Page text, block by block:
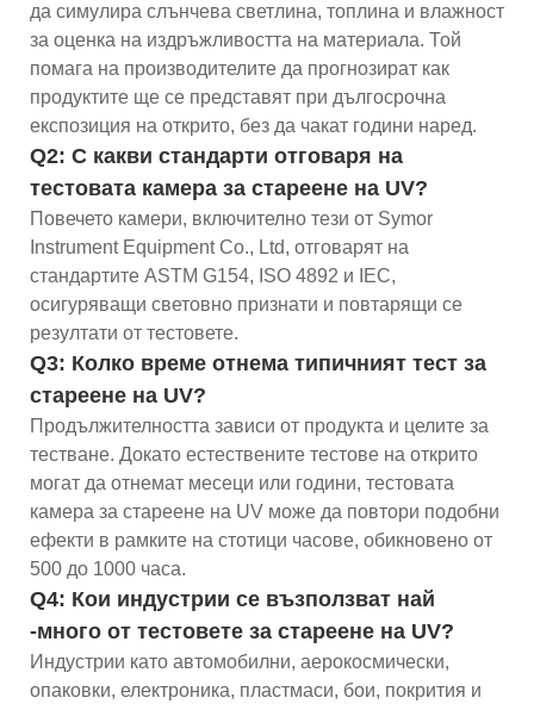
да симулира слънчева светлина, топлина и влажност
за оценка на издръжливостта на материала. Той
помага на производителите да прогнозират как
продуктите ще се представят при дългосрочна
експозиция на открито, без да чакат години наред.
Q2: С какви стандарти отговаря на
тестовата камера за стареене на UV?
Повечето камери, включително тези от Symor
Instrument Equipment Co., Ltd, отговарят на
стандартите ASTM G154, ISO 4892 и IEC,
осигуряващи световно признати и повтарящи се
резултати от тестовете.
Q3: Колко време отнема типичният тест за
стареене на UV?
Продължителността зависи от продукта и целите за
тестване. Докато естествените тестове на открито
могат да отнемат месеци или години, тестовата
камера за стареене на UV може да повтори подобни
ефекти в рамките на стотици часове, обикновено от
500 до 1000 часа.
Q4: Кои индустрии се възползват най
-много от тестовете за стареене на UV?
Индустрии като автомобилни, аерокосмически,
опаковки, електроника, пластмаси, бои, покрития и